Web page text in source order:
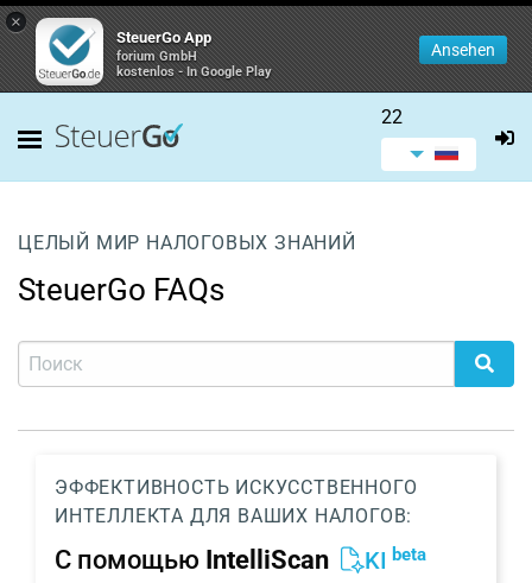
×
SteuerGo App
forium GmbH
kostenlos - In Google Play
Ansehen
22
ЦЕЛЫЙ МИР НАЛОГОВЫХ ЗНАНИЙ
SteuerGo FAQs
ЭФФЕКТИВНОСТЬ ИСКУССТВЕННОГО
ИНТЕЛЛЕКТА ДЛЯ ВАШИХ НАЛОГОВ:
С помощью IntelliScan KI beta